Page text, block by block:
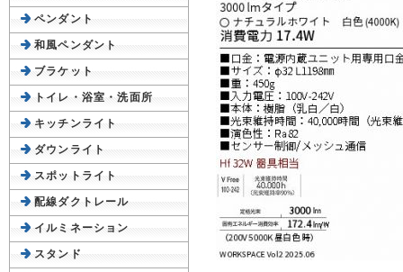
ペンダント
和風ペンダント
ブラケット
トイレ・浴室・洗面所
キッチンライト
ダウンライト
スポットライト
配線ダクトレール
イルミネーション
スタンド